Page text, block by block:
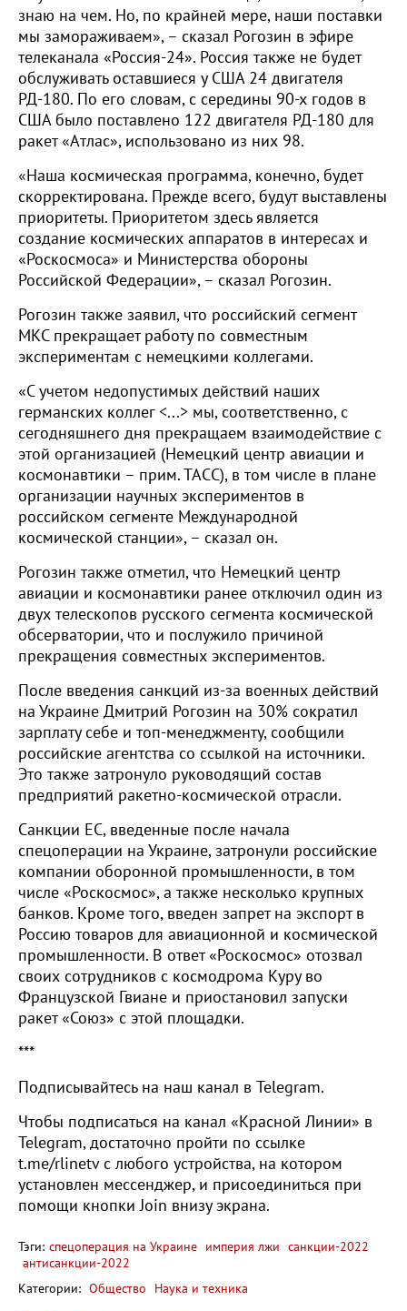
знаю на чем. Но, по крайней мере, наши поставки
мы замораживаем», – сказал Рогозин в эфире
телеканала «Россия-24». Россия также не будет
обслуживать оставшиеся у США 24 двигателя
РД-180. По его словам, с середины 90-х годов в
США было поставлено 122 двигателя РД-180 для
ракет «Атлас», использовано из них 98.
«Наша космическая программа, конечно, будет
скорректирована. Прежде всего, будут выставлены
приоритеты. Приоритетом здесь является
создание космических аппаратов в интересах и
«Роскосмоса» и Министерства обороны
Российской Федерации», – сказал Рогозин.
Рогозин также заявил, что российский сегмент
МКС прекращает работу по совместным
экспериментам с немецкими коллегами.
«С учетом недопустимых действий наших
германских коллег <...> мы, соответственно, с
сегодняшнего дня прекращаем взаимодействие с
этой организацией (Немецкий центр авиации и
космонавтики – прим. ТАСС), в том числе в плане
организации научных экспериментов в
российском сегменте Международной
космической станции», – сказал он.
Рогозин также отметил, что Немецкий центр
авиации и космонавтики ранее отключил один из
двух телескопов русского сегмента космической
обсерватории, что и послужило причиной
прекращения совместных экспериментов.
После введения санкций из-за военных действий
на Украине Дмитрий Рогозин на 30% сократил
зарплату себе и топ-менеджменту, сообщили
российские агентства со ссылкой на источники.
Это также затронуло руководящий состав
предприятий ракетно-космической отрасли.
Санкции ЕС, введенные после начала
спецоперации на Украине, затронули российские
компании оборонной промышленности, в том
числе «Роскосмос», а также несколько крупных
банков. Кроме того, введен запрет на экспорт в
Россию товаров для авиационной и космической
промышленности. В ответ «Роскосмос» отозвал
своих сотрудников с космодрома Куру во
Французской Гвиане и приостановил запуски
ракет «Союз» с этой площадки.
***
Подписывайтесь на наш канал в Telegram.
Чтобы подписаться на канал «Красной Линии» в
Telegram, достаточно пройти по ссылке
t.me/rlinetv с любого устройства, на котором
установлен мессенджер, и присоединиться при
помощи кнопки Join внизу экрана.
Тэги: спецоперация на Украине империя лжи санкции-2022
антисанкции-2022
Категории: Общество Наука и техника